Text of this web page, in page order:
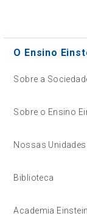
O Ensino
Sobre a
Sobre o Ensino
Nossas Unidades
Biblioteca
Academia